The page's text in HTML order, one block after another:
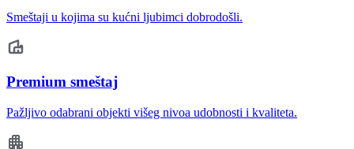
Smeštaji u kojima su kućni ljubimci dobrodošli.
Premium smeštaj
Pažljivo odabrani objekti višeg nivoa udobnosti i kvaliteta.